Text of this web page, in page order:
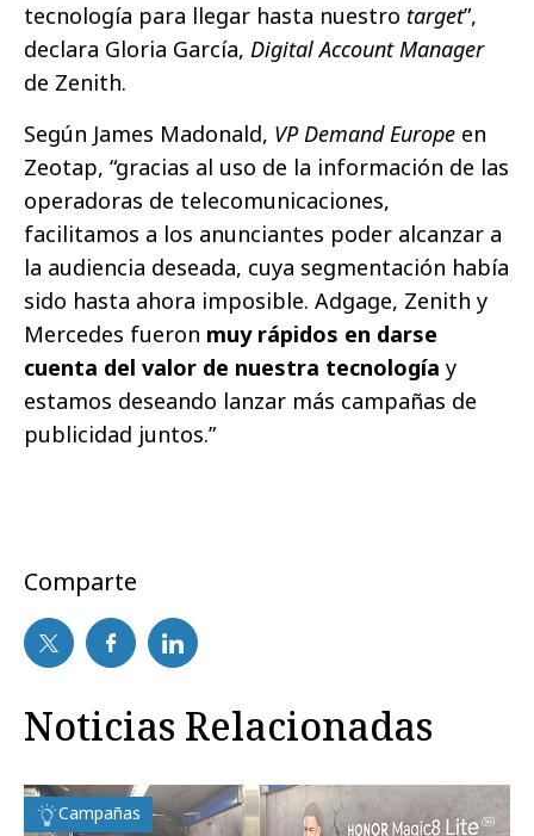
tecnología para llegar hasta nuestro target”,
declara Gloria García, Digital Account Manager
de Zenith.
Según James Madonald, VP Demand Europe en
Zeotap, “gracias al uso de la información de las
operadoras de telecomunicaciones,
facilitamos a los anunciantes poder alcanzar a
la audiencia deseada, cuya segmentación había
sido hasta ahora imposible. Adgage, Zenith y
Mercedes fueron muy rápidos en darse
cuenta del valor de nuestra tecnología y
estamos deseando lanzar más campañas de
publicidad juntos.”
Comparte
Noticias Relacionadas
Campañas